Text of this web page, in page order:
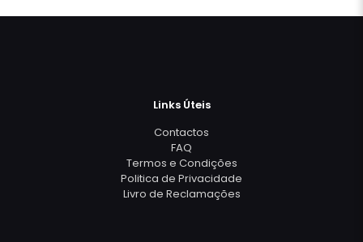
Links Úteis
Contactos
FAQ
Termos e Condições
Politica de Privacidade
Livro de Reclamações